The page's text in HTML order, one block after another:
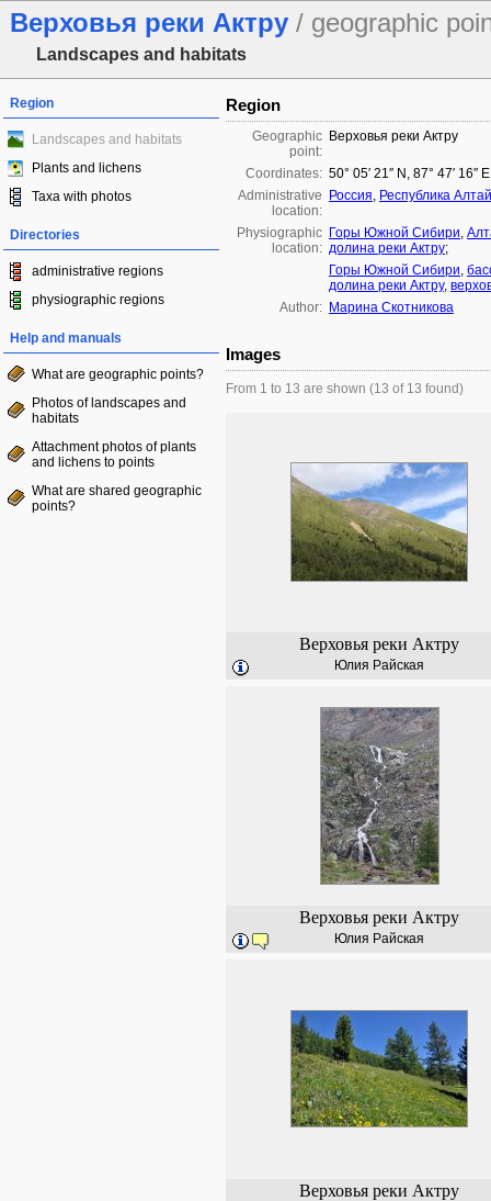
Верховья реки Актру / geographic
Landscapes and habitats
Region
Landscapes and habitats
Plants and lichens
Taxa with photos
Directories
administrative regions
physiographic regions
Help and manuals
What are geographic points?
Photos of landscapes and
habitats
Attachment photos of plants
and lichens to points
What are shared geographic
points?
Region
Geographic
point:
Верховья реки Актру
Coordinates: 50° 05′ 21″ N, 87° 47′
Administrative
location:
Россия, Республика Алтай
Physiographic
location:
Горы Южной Сибири,
долина реки Актру;
Горы Южной Сибири,
долина реки Актру,
Author: Марина Скотникова
Images
From 1 to 13 are shown (13 of 13 found)
Верховья реки Актру
Юлия Райская
Верховья реки Актру
Юлия Райская
Верховья реки Актру